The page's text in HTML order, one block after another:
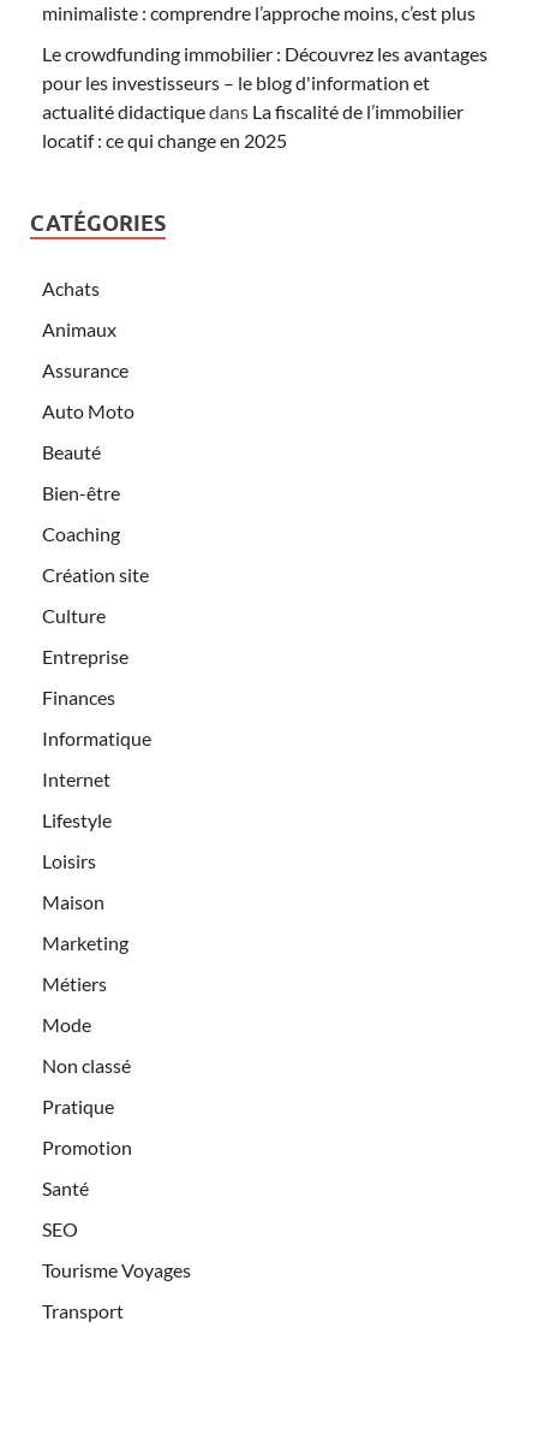
minimaliste : comprendre l’approche moins, c’est plus
Le crowdfunding immobilier : Découvrez les avantages
pour les investisseurs – le blog d'information et
actualité didactiquedans La fiscalité de l’immobilier
locatif : ce qui change en 2025
CATÉGORIES
Achats
Animaux
Assurance
Auto Moto
Beauté
Bien-être
Coaching
Création site
Culture
Entreprise
Finances
Informatique
Internet
Lifestyle
Loisirs
Maison
Marketing
Métiers
Mode
Non classé
Pratique
Promotion
Santé
SEO
Tourisme Voyages
Transport